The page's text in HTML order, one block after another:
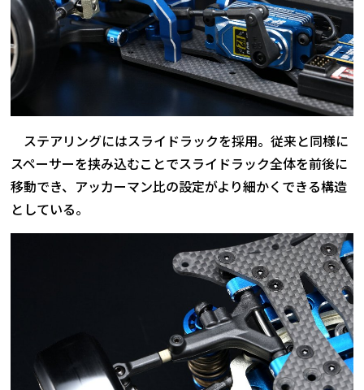
ステアリングにはスライドラックを採用。従来と同様に
スペーサーを挟み込むことでスライドラック全体を前後に
移動でき、アッカーマン比の設定がより細かくできる構造
としている。